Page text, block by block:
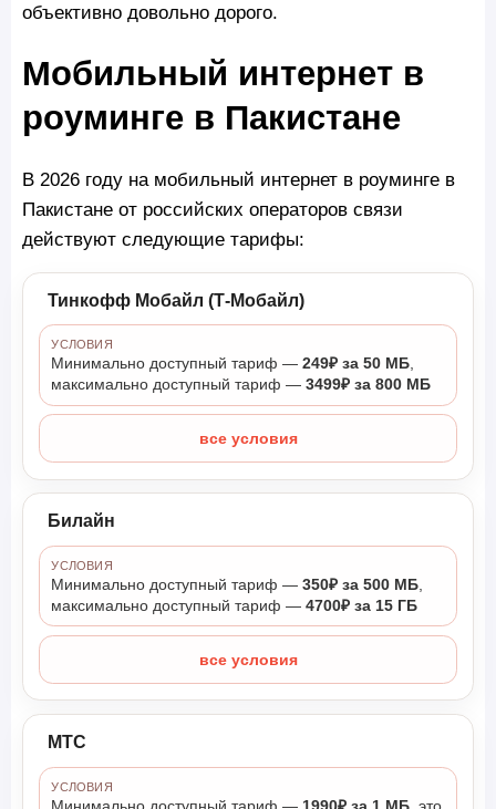
объективно довольно дорого.
Мобильный интернет в
роуминге в Пакистане
В 2026 году на мобильный интернет в роуминге в
Пакистане от российских операторов связи
действуют следующие тарифы:
Тинкофф Мобайл (Т-Мобайл)
УСЛОВИЯ
Минимально доступный тариф —249₽ за 50 МБ,
максимально доступный тариф —3499₽ за 800 МБ
все условия
Билайн
УСЛОВИЯ
Минимально доступный тариф —350₽ за 500 МБ
максимально доступный тариф —4700₽ за 15 ГБ
все условия
МТС
УСЛОВИЯ